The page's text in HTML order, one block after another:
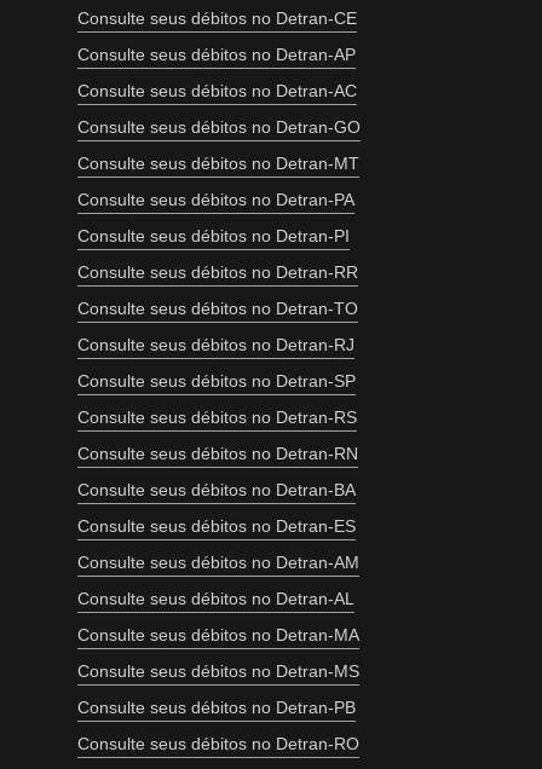
Consulte seus débitos no Detran-CE
Consulte seus débitos no Detran-AP
Consulte seus débitos no Detran-AC
Consulte seus débitos no Detran-GO
Consulte seus débitos no Detran-MT
Consulte seus débitos no Detran-PA
Consulte seus débitos no Detran-PI
Consulte seus débitos no Detran-RR
Consulte seus débitos no Detran-TO
Consulte seus débitos no Detran-RJ
Consulte seus débitos no Detran-SP
Consulte seus débitos no Detran-RS
Consulte seus débitos no Detran-RN
Consulte seus débitos no Detran-BA
Consulte seus débitos no Detran-ES
Consulte seus débitos no Detran-AM
Consulte seus débitos no Detran-AL
Consulte seus débitos no Detran-MA
Consulte seus débitos no Detran-MS
Consulte seus débitos no Detran-PB
Consulte seus débitos no Detran-RO